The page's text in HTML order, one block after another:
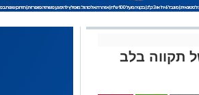
תקווה בלב